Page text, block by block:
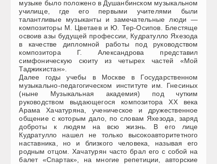
музыке было положено в Душанбинском музыкальном
училище, где его первыми учителями были
талантливые музыканты и замечательные люди —
композиторы М. Цветаев и Ю. Тер-Осипов. Блестяще
освоив азы будущей профессии, Кудратулло Яхезода
в качестве дипломной работы под руководством
композитора Г. Александрова представил
симфоническую сюиту из четырех частей «Мой
Таджикистан».
Далее годы учебы в Москве в Государственном
музыкально-педагогическом институте им. Гнесиных
(ныне Музыкальная академия) под чутким
руководством выдающегося композитора ХХ века
Арама Хачатуряна, ученическое и дружественное
общение с которым дало, по словам Яхезода, заряд
доброты к людям на всю жизнь. В его лице
Кудратулло нашел не только высокоавторитетного
наставника, но и близкого человека, называя его
родным отцом. Хачатурян часто брал его с собой на
балет «Спартак», на многие репетиции, авторские